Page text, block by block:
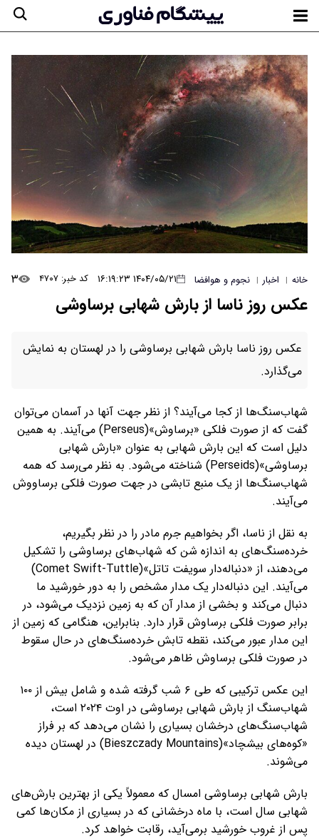
خانه | اخبار | نجوم و هوافضا ۱۴۰۴/۰۵/۲۱ ۱۶:۱۹:۲۳ کد خبر: ۴۷۰۷ ۳
عکس روز ناسا از بارش شهابی برساوشی
عکس روز ناسا بارش شهابی برساوشی را در لهستان به نمایش
می‌گذارد.
شهاب‌سنگ‌ها از کجا می‌آیند؟ از نظر جهت آنها در آسمان می‌توان
گفت که از صورت فلکی «برساوش»(Perseus) می‌آیند. به همین
دلیل است که این بارش شهابی به عنوان «بارش شهابی
برساوشی»(Perseids) شناخته می‌شود. به نظر می‌رسد که همه
شهاب‌سنگ‌ها از یک منبع تابشی در جهت صورت فلکی برساووش
می‌آیند.
به نقل از ناسا، اگر بخواهیم جرم مادر را در نظر بگیریم،
خرده‌سنگ‌های به اندازه شن که شهاب‌های برساوشی را تشکیل
می‌دهند، از «دنباله‌دار سویفت تاتل»(Comet Swift-Tuttle)
می‌آیند. این دنباله‌دار یک مدار مشخص را به دور خورشید ما
دنبال می‌کند و بخشی از مدار آن که به زمین نزدیک می‌شود، در
برابر صورت فلکی برساوش قرار دارد. بنابراین، هنگامی که زمین از
این مدار عبور می‌کند، نقطه تابش خرده‌سنگ‌های در حال سقوط
در صورت فلکی برساوش ظاهر می‌شود.
این عکس ترکیبی که طی ۶ شب گرفته شده و شامل بیش از ۱۰۰
شهاب‌سنگ از بارش شهابی برساوشی در اوت ۲۰۲۴ است،
شهاب‌سنگ‌های درخشان بسیاری را نشان می‌دهد که بر فراز
«کوه‌های بیشچاد»(Bieszczady Mountains) در لهستان دیده
می‌شوند.
بارش شهابی برساوشی امسال که معمولاً یکی از بهترین بارش‌های
شهابی سال است، با ماه درخشانی که در بسیاری از مکان‌ها کمی
پس از غروب خورشید برمی‌آید، رقابت خواهد کرد.